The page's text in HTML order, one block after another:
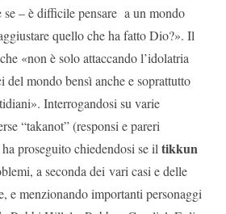
– è difficile pensare a un mondo
quello che ha fatto Dio?». Il
«non è solo attaccando l’idolatria
del mondo bensì anche e soprattutto
Interrogandosi su varie
“takanot” (responsi e pareri
proseguito chiedendosi se iltikkun
a seconda dei vari casi e delle
e menzionando importanti personaggi